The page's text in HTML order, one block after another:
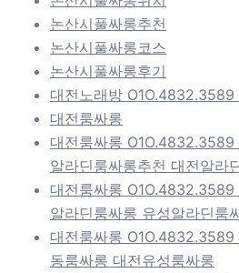
논산시풀싸롱추천
논산시풀싸롱코스
논산시풀싸롱후기
대전노래방 O1O.4832.3589
대전룸싸롱
대전룸싸롱 O1O.4832.3589
알라딘룸싸롱추천 대전알라
대전룸싸롱 O1O.4832.3589
알라딘룸싸롱 유성알라딘룸
대전룸싸롱 O1O.4832.3589
동룸싸롱 대전유성룸싸롱